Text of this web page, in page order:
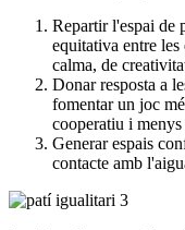
Repartir l'espai de
equitativa entre
calma, de
Donar resposta a
fomentar un joc
cooperatiu i menys
Generar espais
contacte amb